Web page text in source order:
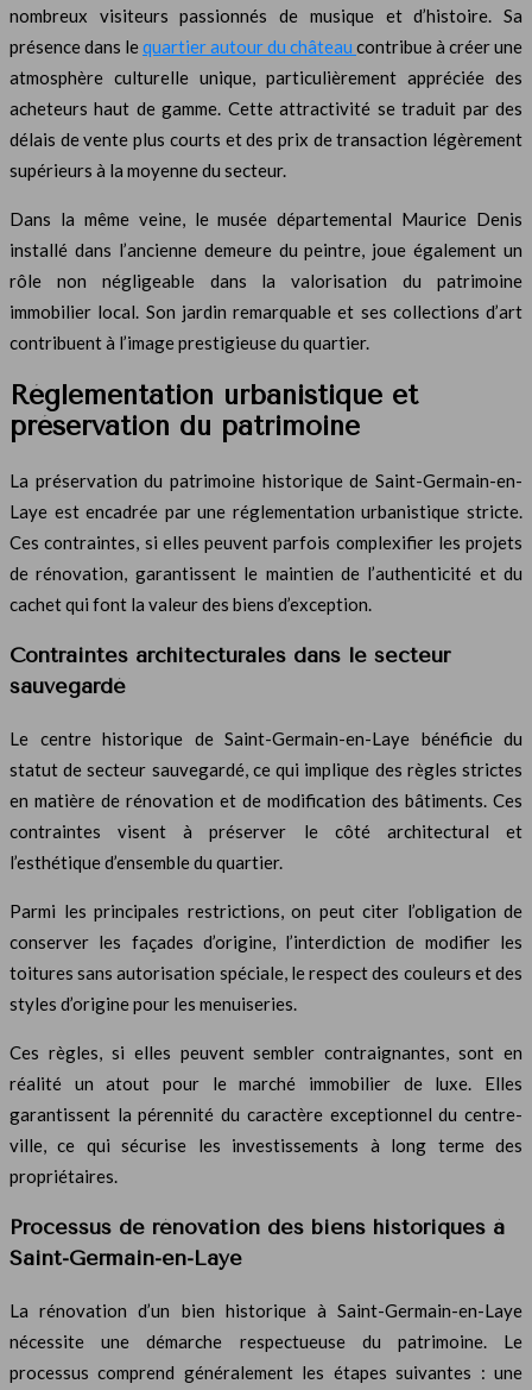
nombreux visiteurs passionnés de musique et d’histoire. Sa
présence dans lequartier autour du château contribue à créer une
atmosphère culturelle unique, particulièrement appréciée des
acheteurs haut de gamme. Cette attractivité se traduit par des
délais de vente plus courts et des prix de transaction légèrement
supérieurs à la moyenne du secteur.
Dans la même veine, le musée départemental Maurice Denis
installé dans l’ancienne demeure du peintre, joue également un
rôle non négligeable dans la valorisation du patrimoine
immobilier local. Son jardin remarquable et ses collections d’art
contribuent à l’image prestigieuse du quartier.
Réglementation urbanistique et
préservation du patrimoine
La préservation du patrimoine historique de Saint-Germain-en-
Laye est encadrée par une réglementation urbanistique stricte.
Ces contraintes, si elles peuvent parfois complexifier les projets
de rénovation, garantissent le maintien de l’authenticité et du
cachet qui font la valeur des biens d’exception.
Contraintes architecturales dans le secteur
sauvegardé
Le centre historique de Saint-Germain-en-Laye bénéficie du
statut de secteur sauvegardé, ce qui implique des règles strictes
en matière de rénovation et de modification des bâtiments. Ces
contraintes visent à préserver le côté architectural et
l’esthétique d’ensemble du quartier.
Parmi les principales restrictions, on peut citer l’obligation de
conserver les façades d’origine, l’interdiction de modifier les
toitures sans autorisation spéciale, le respect des couleurs et des
styles d’origine pour les menuiseries.
Ces règles, si elles peuvent sembler contraignantes, sont en
réalité un atout pour le marché immobilier de luxe. Elles
garantissent la pérennité du caractère exceptionnel du centre-
ville, ce qui sécurise les investissements à long terme des
propriétaires.
Processus de rénovation des biens historiques à
Saint-Germain-en-Laye
La rénovation d’un bien historique à Saint-Germain-en-Laye
nécessite une démarche respectueuse du patrimoine. Le
processus comprend généralement les étapes suivantes : une